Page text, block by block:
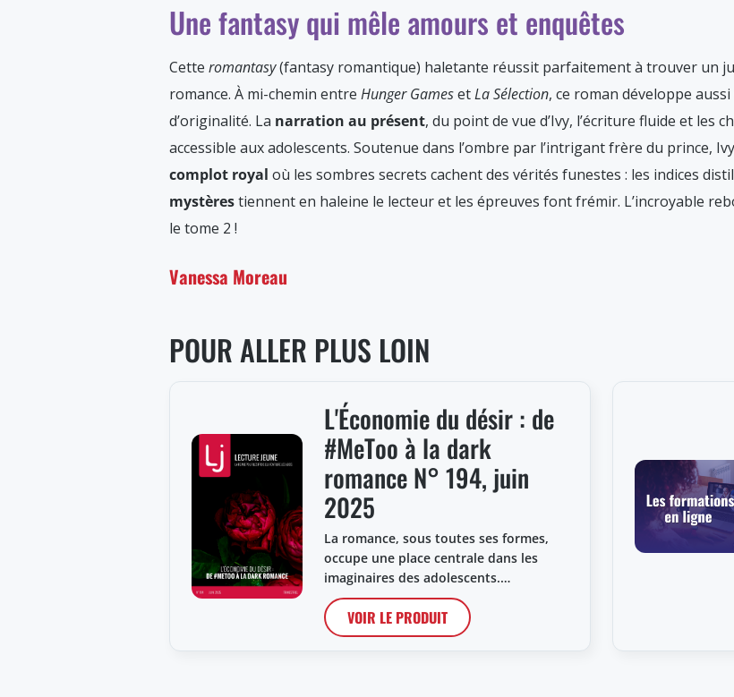
Une fantasy qui mêle amours et enquêtes
Cette romantasy(fantasy romantique) haletante réussit parfaitement à trouver un
romance. À mi-chemin entre Hunger GamesetLa Sélection, ce roman développe
d’originalité. La narration au présent, du point de vue d’Ivy, l’écriture fluide et les
accessible aux adolescents. Soutenue dans l’ombre par l’intrigant frère du prince,
complot royal où les sombres secrets cachent des vérités funestes : les indices
mystèrestiennent en haleine le lecteur et les épreuves font frémir. L’incroyable
le tome 2 !
Vanessa Moreau
POUR ALLER PLUS LOIN
L'Économie du désir : de
#MeToo à la dark
romance N° 194, juin
2025
La romance, sous toutes ses formes,
occupe une place centrale dans les
imaginaires des adolescents.…
VOIR LE PRODUIT